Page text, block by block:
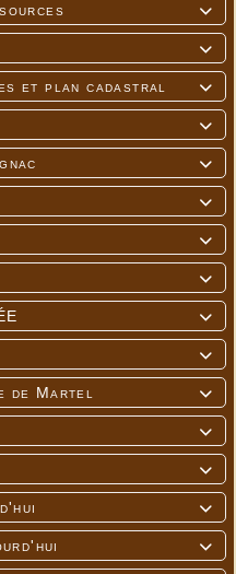



et plan cadastral








de Martel



